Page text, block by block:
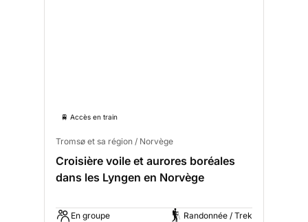
🚆 Accès en train
Tromsø et sa région / Norvège
Croisière voile et aurores boréales
dans les Lyngen en Norvège
En groupe
Randonnée / Trek